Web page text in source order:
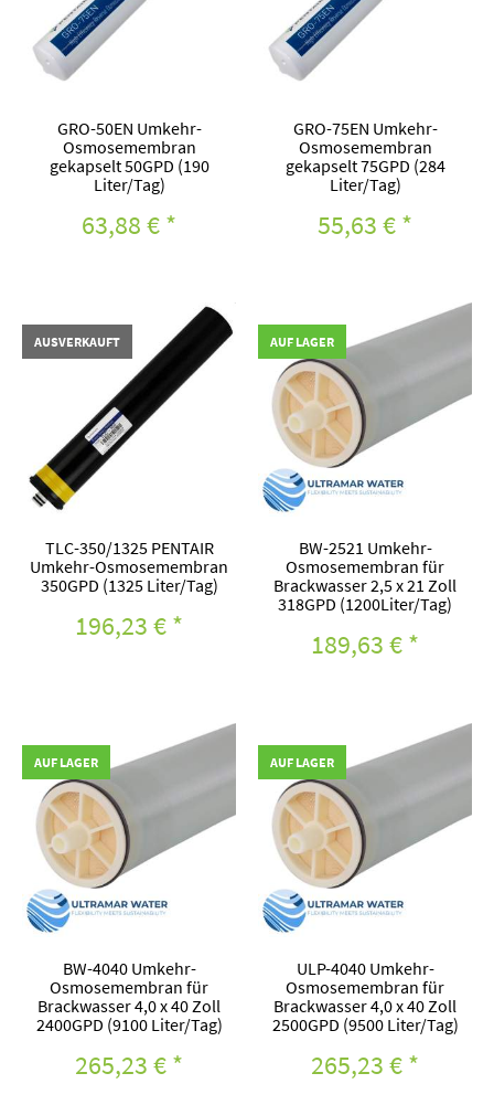
GRO-50EN Umkehr-
Osmosemembran
gekapselt 50GPD (190
Liter/Tag)
63,88 €*
GRO-75EN Umkehr-
Osmosemembran
gekapselt 75GPD (284
Liter/Tag)
55,63 €*
AUSVERKAUFT
TLC-350/1325 PENTAIR
Umkehr-Osmosemembran
350GPD (1325 Liter/Tag)
196,23 €*
AUF LAGER
BW-2521 Umkehr-
Osmosemembran für
Brackwasser 2,5 x 21 Zoll
318GPD (1200Liter/Tag)
189,63 €*
AUF LAGER
BW-4040 Umkehr-
Osmosemembran für
Brackwasser 4,0 x 40 Zoll
2400GPD (9100 Liter/Tag)
265,23 €*
AUF LAGER
ULP-4040 Umkehr-
Osmosemembran für
Brackwasser 4,0 x 40 Zoll
2500GPD (9500 Liter/Tag)
265,23 €*